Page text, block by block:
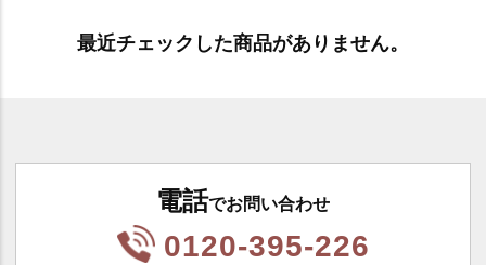
最近チェックした商品がありません。
電話でお問い合わせ
0120-395-226